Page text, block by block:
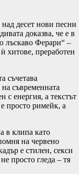
десет нови песни
доказва, че е в
лъскаво Ферари“ –
хитове, преработен
съчетава
съвременната
с енергия, а текстът
просто римейк, а
в клипа като
на червено
е стилен, секси
просто гледа – тя